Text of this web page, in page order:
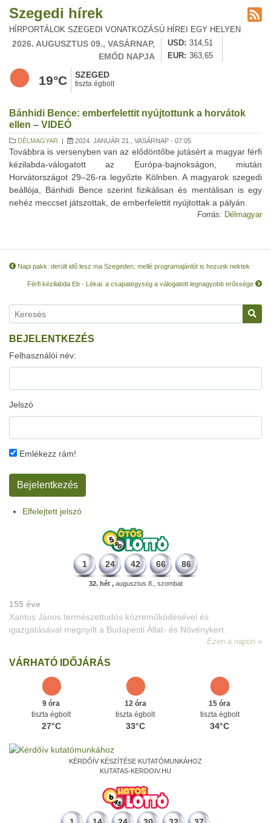
Szegedi hírek
HÍRPORTÁLOK SZEGEDI VONATKOZÁSÚ HÍREI EGY HELYEN
2026. AUGUSZTUS 09., VASÁRNAP,
EMŐD NAPJA
USD
314,51
EUR
363,65
19°C SZEGED
tiszta égbolt
Bánhidi Bence: emberfelettit nyújtottunk a horvátok
ellen – VIDEÓ
DÉLMAGYAR | 2024. JANUÁR 21., VASÁRNAP - 07:05
Továbbra is versenyben van az elődöntőbe jutásért a magyar férfi
kézilabda-válogatott az Európa-bajnokságon, miután
Horvátországot 29–26-ra legyőzte Kölnben. A magyarok szegedi
beállója, Bánhidi Bence szerint fizikálisan és mentálisan is egy
nehéz meccset játszottak, de emberfelettit nyújtottak a pályán.
Forrás: Délmagyar
Napi pakk: derült idő lesz ma Szegeden, mellé programajánlót is hozunk nektek
Férfi kézilabda Eb - Lékai: a csapategység a válogatott legnagyobb erőssége
BEJELENTKEZÉS
Felhasználói név:
Jelszó
Emlékezz rám!
Elfelejtett jelszó
1 24 42 66 86
32. hét ,augusztus 8., szombat
VÁRHATÓ IDŐJÁRÁS
9 óra
tiszta égbolt
27°C
12 óra
tiszta égbolt
33°C
15 óra
tiszta égbolt
34°C
KÉRDŐÍV KÉSZÍTÉSE KUTATÓMUNKÁHOZ
KUTATAS-KERDOIV.HU